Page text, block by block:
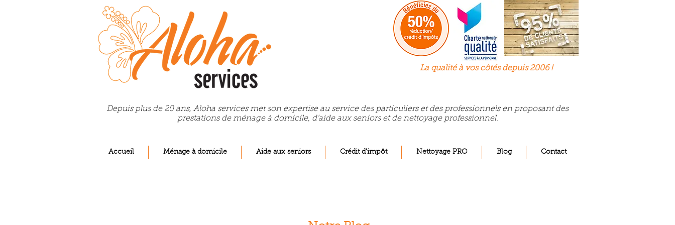
La qualité à voscôtés depuis 2006 !
Depuis plus de 20 ans, Aloha services met son expertise au service des particuliers et des professionnels en proposant des
prestations de ménage à domicile, d’aide aux seniors et de nettoyage professionnel.
Accueil Ménage à domicile Aide aux seniors Crédit d'impôt Nettoyage PRO Blog Contact